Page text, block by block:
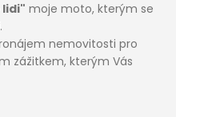
moje moto, kterým se
nemovitosti pro
zážitkem, kterým Vás